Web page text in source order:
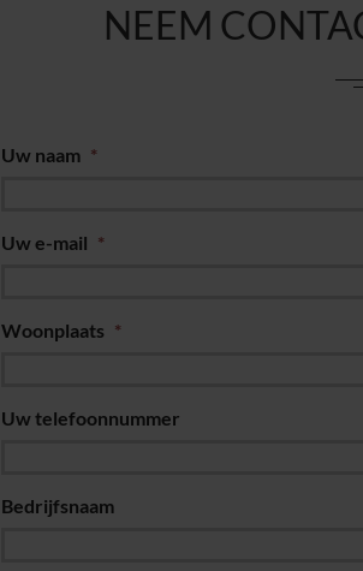
NEEM
Uw naam *
Uw e-mail *
Woonplaats *
Uw telefoonnummer
Bedrijfsnaam